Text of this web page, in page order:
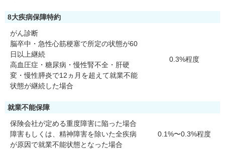
8大疾病保障特約
がん診断
脳卒中・急性心筋梗塞で所定の状態が60
日以上継続
高血圧症・糖尿病・慢性腎不全・肝硬
変・慢性膵炎で12ヵ月を超えて就業不能
状態が継続した場合
0.3%程度
就業不能保障
保険会社が定める重度障害に陥った場合
障害もしくは、精神障害を除いた全疾病
が原因で就業不能状態となった場合
0.1%〜0.3%程度